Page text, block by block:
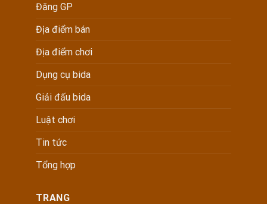
Đăng GP
Địa điểm bán
Địa điểm chơi
Dụng cụ bida
Giải đấu bida
Luật chơi
Tin tức
Tổng hợp
TRANG